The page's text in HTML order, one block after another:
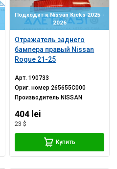
Подходит к Nissan Kicks 2025 -
2026
Отражатель заднего
бампера правый Nissan
Rogue 21-25
Арт.190733
Ориг. номер 265655C000
Производитель NISSAN
404 lei
23 $
Купить